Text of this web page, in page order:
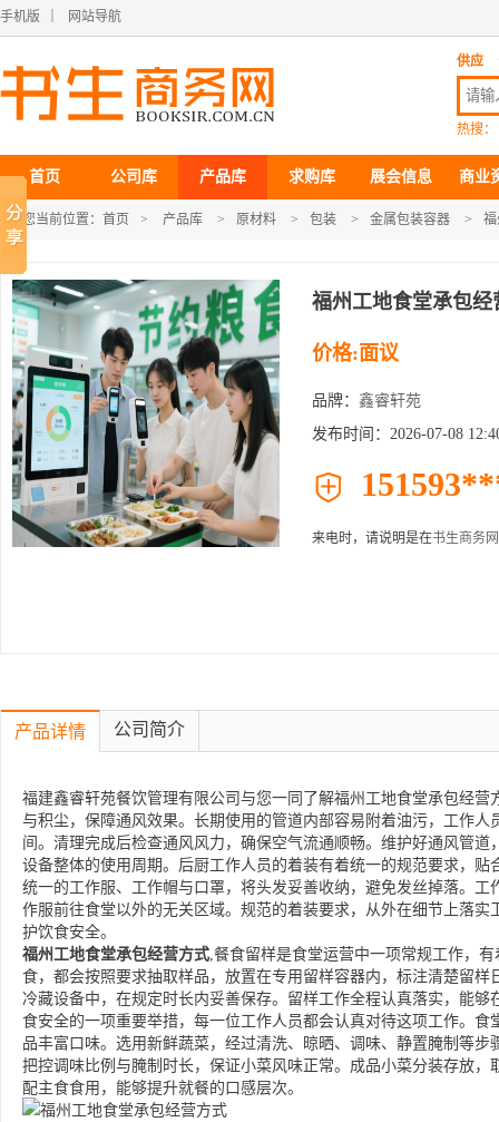
手机版 网站导航
供应
热搜：
首页 公司库 产品库 求购库 展会信息 商业
您当前位置： 首页 > 产品库 > 原材料 > 包装 > 金属包装容器 >
福州工地食堂承包经
价格:面议
品牌： 鑫睿轩苑
发布时间：2026-07-08

来电时，请说明是在书生商务网
产品详情 公司简介
福建鑫睿轩苑餐饮管理有限公司与您一同了解福州工地食堂承包经
与积尘，保障通风效果。长期使用的管道内部容易附着油污，工作
间。清理完成后检查通风风力，确保空气流通顺畅。维护好通风管
设备整体的使用周期。后厨工作人员的着装有着统一的规范要求，
统一的工作服、工作帽与口罩，将头发妥善收纳，避免发丝掉落。
作服前往食堂以外的无关区域。规范的着装要求，从外在细节上落
护饮食安全。
福州工地食堂承包经营方式,餐食留样是食堂运营中一项常规工作，
食，都会按照要求抽取样品，放置在专用留样容器内，标注清楚留
冷藏设备中，在规定时长内妥善保存。留样工作全程认真落实，能
食安全的一项重要举措，每一位工作人员都会认真对待这项工作。
品丰富口味。选用新鲜蔬菜，经过清洗、晾晒、调味、静置腌制等
把控调味比例与腌制时长，保证小菜风味正常。成品小菜分装存放
配主食食用，能够提升就餐的口感层次。